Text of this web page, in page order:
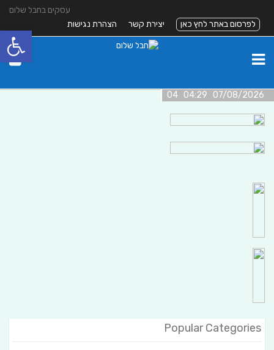
עסקים בחבל שלום
לפרסום באתר לחץ כאן
יצירת קשר הצהרת נגישות
07/08/2026 04:29 04
Popular Categories
פתח